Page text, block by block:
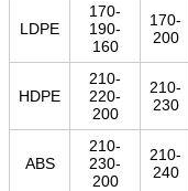
LDPE
170-
190-
160
170-
200
HDPE
210-
220-
200
210-
230
ABS
210-
230-
200
210-
240